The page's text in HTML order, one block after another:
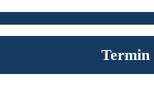
Termin